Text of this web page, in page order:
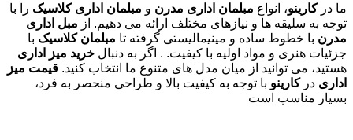
ما درکارینو، انواع مبلمان اداری مدرن و مبلمان اداری کلاسیک را با
توجه به سلیقه ها و نیازهای مختلف ارائه می دهیم. از مبل اداری
مدرن با خطوط ساده و مینیمالیستی گرفته تا مبلمان کلاسیک با
جزئیات هنری و مواد اولیه با کیفیت. . اگر به دنبال خرید میز اداری
هستید، می توانید از میان مدل های متنوع ما انتخاب کنید. قیمت میز
اداری درکارینو با توجه به کیفیت بالا و طراحی منحصر به فرد،
بسیار مناسب است